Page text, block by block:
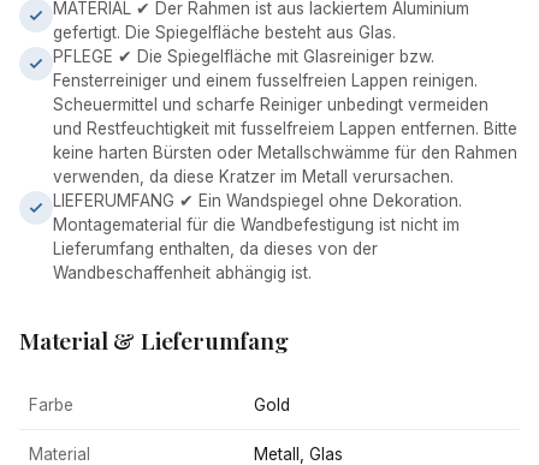
MATERIAL ✔ Der Rahmen ist aus lackiertem Aluminium
gefertigt. Die Spiegelfläche besteht aus Glas.
PFLEGE ✔ Die Spiegelfläche mit Glasreiniger bzw.
Fensterreiniger und einem fusselfreien Lappen reinigen.
Scheuermittel und scharfe Reiniger unbedingt vermeiden
und Restfeuchtigkeit mit fusselfreiem Lappen entfernen. Bitte
keine harten Bürsten oder Metallschwämme für den Rahmen
verwenden, da diese Kratzer im Metall verursachen.
LIEFERUMFANG ✔ Ein Wandspiegel ohne Dekoration.
Montagematerial für die Wandbefestigung ist nicht im
Lieferumfang enthalten, da dieses von der
Wandbeschaffenheit abhängig ist.
Material & Lieferumfang
Farbe Gold
Material Metall, Glas